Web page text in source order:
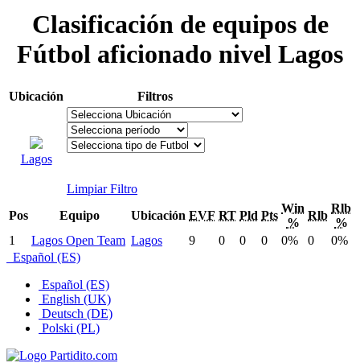
Clasificación de equipos de
Fútbol aficionado nivel Lagos
Ubicación Filtros
Lagos
Limpiar Filtro
Pos
Equipo Ubicación EVF RT Pld Pts
Win
%
Rlb
Rlb
%
1
Lagos Open Team Lagos 9 0 0 0 0% 0
0%
Español (ES)
Español (ES)
English (UK)
Deutsch (DE)
Polski (PL)